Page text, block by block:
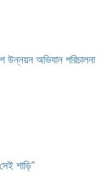
উন্নয়ন অভিযান পরিচালনা
শাড়ি”